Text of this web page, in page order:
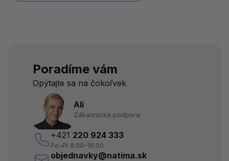
Poradíme vám
Opýtajte sa na čokoľvek
Ali
Zákaznícka podpora
+421 220 924 333
Po–Pi 8:00–16:00
objednavky@natima.sk